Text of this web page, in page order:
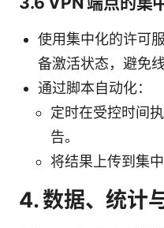
使用集中化的许可
备激活状态，避免
通过脚本自动化：
定时在受控时间
告。
将结果上传到集
4. 数据、统计